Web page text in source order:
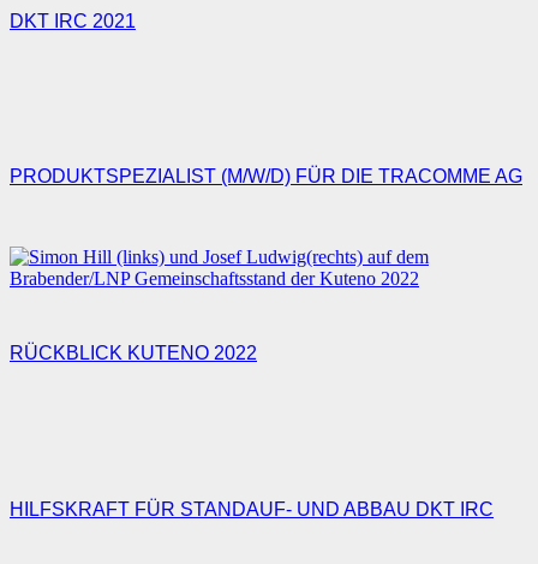
DKT IRC 2021
PRODUKTSPEZIALIST (M/W/D) FÜR DIE TRACOMME AG
RÜCKBLICK KUTENO 2022
HILFSKRAFT FÜR STANDAUF- UND ABBAU DKT IRC